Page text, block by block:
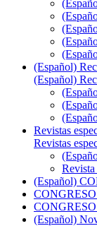
(Español)
(Español)
Revistas
Revistas
(Español)
(Español)